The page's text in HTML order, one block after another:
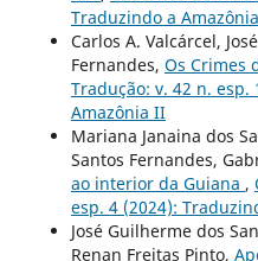
Traduzindo a
Carlos A. Valcárcel,
Fernandes, Os Crimes
Tradução: v. 42 n. esp.
Amazônia II
Mariana Janaina dos
Santos Fernandes,
ao interior da Guiana ,
esp. 4 (2024):
José Guilherme dos
Renan Freitas Pinto,